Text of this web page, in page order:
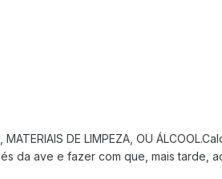
DE LIMPEZA, OU
da ave e fazer com que, mais tarde,